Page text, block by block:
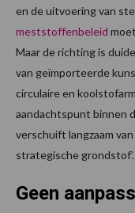
en de uitvoering van
meststoffenbeleid
Maar de richting is
van geïmporteerde
circulaire en
aandachtspunt binnen
verschuift langzaam
strategische grondstof’.
Geen